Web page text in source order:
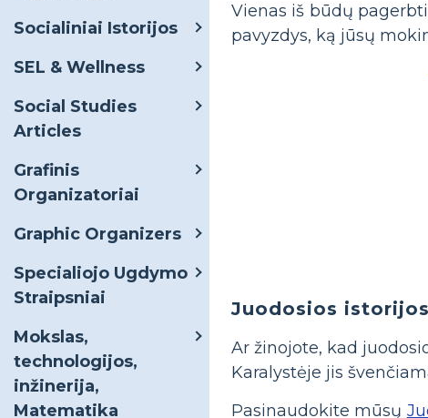
Socialiniai Istorijos
SEL & Wellness
Social Studies
Articles
Grafinis
Organizatoriai
Graphic Organizers
Specialiojo Ugdymo
Straipsniai
Mokslas,
technologijos,
inžinerija,
Matematika
Vienas iš būdų
pavyzdys, ką jūsų
Juodosios
Ar žinojote, kad
Karalystėje jis
Pasinaudokite mūsų